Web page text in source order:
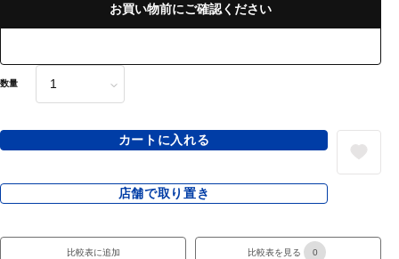
お買い物前にご確認ください
数量
カートに入れる
店舗で取り置き
比較表に追加 比較表を見る 0